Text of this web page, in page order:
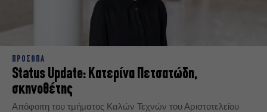
ΠΡΟΣΩΠΑ
Status Update: Κατερίνα Πετσατώδη,
σκηνοθέτης
Απόφοιτη του τμήματος Καλών Τεχνών του Αριστοτελείου